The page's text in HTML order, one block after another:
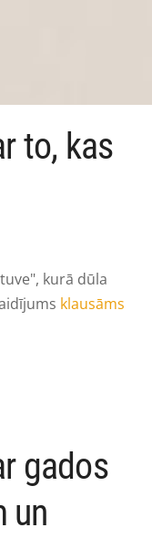
to, kas
kurā dūla
klausāms
gados
un